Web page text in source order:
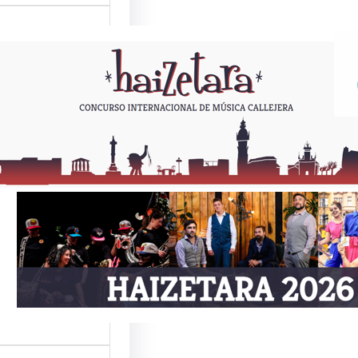
todos los
estas fechas,